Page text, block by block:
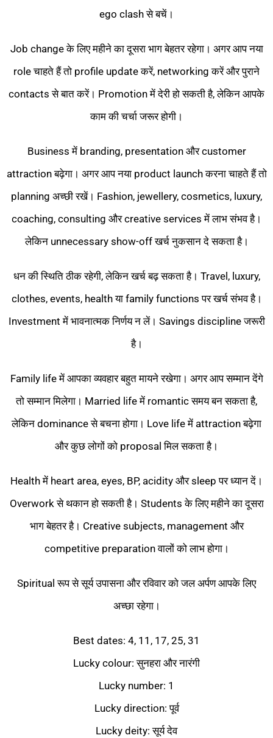
ego clash से बचें।
Job change के लिए महीने का दूसरा भाग बेहतर रहेगा। अगर आप नया
role चाहते हैं तो profile update करें, networking करें और पुराने
contacts से बात करें। Promotion में देरी हो सकती है, लेकिन आपके
काम की चर्चा जरूर होगी।
Business में branding, presentation और customer
attraction बढ़ेगा। अगर आप नया product launch करना चाहते हैं तो
planning अच्छी रखें। Fashion, jewellery, cosmetics, luxury,
coaching, consulting और creative services में लाभ संभव है।
लेकिन unnecessary show-off खर्च नुकसान दे सकता है।
धन की स्थिति ठीक रहेगी, लेकिन खर्च बढ़ सकता है। Travel, luxury,
clothes, events, health या family functions पर खर्च संभव है।
Investment में भावनात्मक निर्णय न लें। Savings discipline जरूरी
है।
Family life में आपका व्यवहार बहुत मायने रखेगा। अगर आप सम्मान देंगे
तो सम्मान मिलेगा। Married life में romantic समय बन सकता है,
लेकिन dominance से बचना होगा। Love life में attraction बढ़ेगा
और कुछ लोगों को proposal मिल सकता है।
Health में heart area, eyes, BP, acidity और sleep पर ध्यान दें।
Overwork से थकान हो सकती है। Students के लिए महीने का दूसरा
भाग बेहतर है। Creative subjects, management और
competitive preparation वालों को लाभ होगा।
Spiritual रूप से सूर्य उपासना और रविवार को जल अर्पण आपके लिए
अच्छा रहेगा।
Best dates: 4, 11, 17, 25, 31
Lucky colour: सुनहरा और नारंगी
Lucky number: 1
Lucky direction: पूर्व
Lucky deity: सूर्य देव